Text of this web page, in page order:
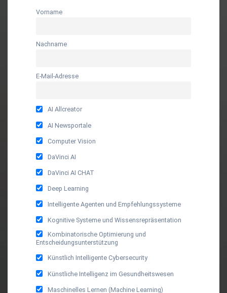
Vorname
Nachname
E-Mail-Adresse
AI Allcreator
AI Newsportale
Computer Vision
DaVinci AI
DaVinci AI CHAT
Deep Learning
Intelligente Agenten und Empfehlungssysteme
Kognitive Systeme und Wissensrepräsentation
Kombinatorische Optimierung und
Entscheidungsunterstützung
Künstlich Intelligente Cybersecurity
Künstliche Intelligenz im Gesundheitswesen
Maschinelles Lernen (Machine Learning)